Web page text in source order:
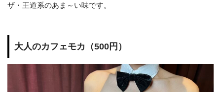
ザ・王道系のあま～い味です。
大人のカフェモカ（500円）